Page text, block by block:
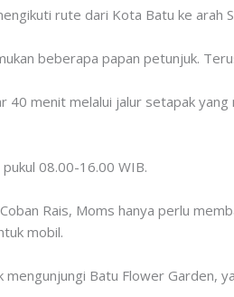
rute dari Kota Batu ke arah
beberapa papan petunjuk.
40 menit melalui jalur setapak
08.00-16.00 WIB.
Rais, Moms hanya perlu
mobil.
Batu Flower Garden,